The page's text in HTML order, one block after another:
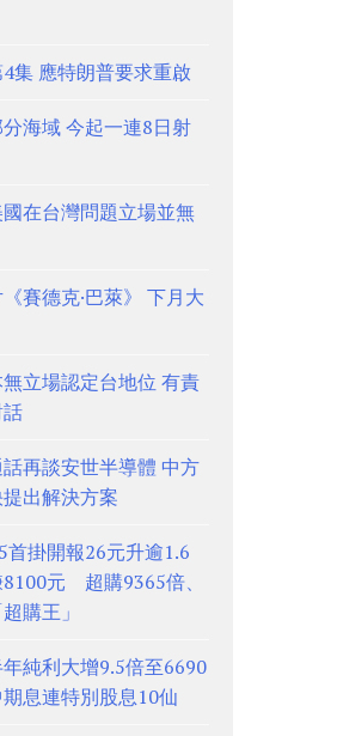
集 應特朗普要求重啟
海域 今起一連8日射
在台灣問題立場並無
賽德克·巴萊》 下月大
立場認定台地位 有責
再談安世半導體 中方
出解決方案
首掛開報26元升逾1.6
元 超購9365倍、
購王」
純利大增9.5倍至6690
息連特別股息10仙